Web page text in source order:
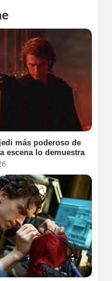
más poderoso de
escena lo demuestra